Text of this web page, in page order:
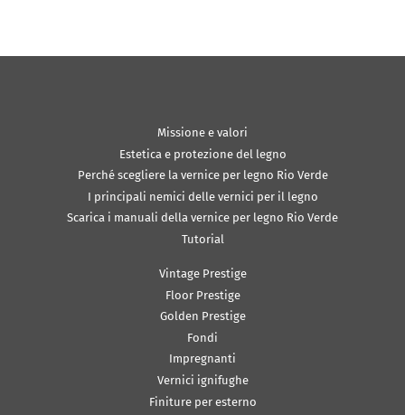
Missione e valori
Estetica e protezione del legno
Perché scegliere la vernice per legno Rio Verde
I principali nemici delle vernici per il legno
Scarica i manuali della vernice per legno Rio Verde
Tutorial
Vintage Prestige
Floor Prestige
Golden Prestige
Fondi
Impregnanti
Vernici ignifughe
Finiture per esterno